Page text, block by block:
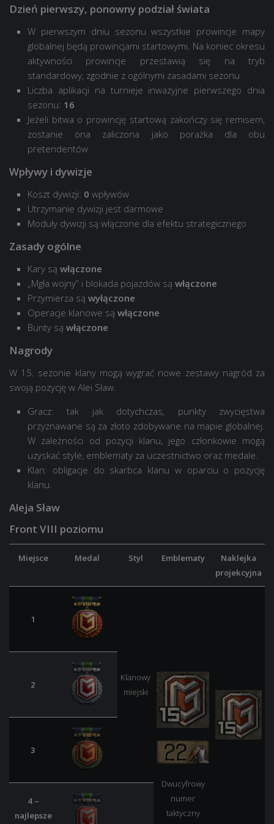
Paryż
Rzeka Perłowa
Prochorowka
Redshire
Piaszczysta rzeka
Cichy Brzeg
Studzianki
Paryż
Rzeka Perłowa
Prochorowka
Redshire
Piaszczysta rzeka
Cichy Brzeg
Westfield
Dzień pierwszy, ponowny podział świata
W pierwszym dniu sezonu wszystkie prowincje mapy
globalnej będą prowincjami startowymi. Na koniec okresu
aktywności prowincje przestawią się na tryb
standardowy, zgodnie z ogólnymi zasadami sezonu
Liczba aplikacji na turnieje inwazyjne pierwszego dnia
sezonu: 16
Jeżeli bitwa o prowincję startową zakończy się remisem,
zostanie ona zaliczona jako porażka dla obu
pretendentów
Wpływy i dywizje
Koszt dywizji: 0 wpływów
Utrzymanie dywizji jest darmowe
Moduły dywizji są włączone dla efektu strategicznego
Zasady ogólne
Kary są włączone
„Mgła wojny” i blokada pojazdów są włączone
Przymierza są wyłączone
Operacje klanowe są włączone
Bunty są włączone
Nagrody
W 15. sezonie klany mogą wygrać nowe zestawy nagród za
swoją pozycję w Alei Sław.
Gracz: tak jak dotychczas, punkty zwycięstwa
przyznawane są za złoto zdobywane na mapie globalnej.
W zależności od pozycji klanu, jego członkowie mogą
uzyskać style, emblematy za uczestnictwo oraz medale.
Klan: obligacje do skarbca klanu w oparciu o pozycję
klanu.
Aleja Sław
Front VIII poziomu
Miejsce Medal Styl Emblematy
Naklejka
projekcyjna
1
Klanowy
miejski
Dwucyfrowy
numer
taktyczny
2
3
4 –
najlepsze